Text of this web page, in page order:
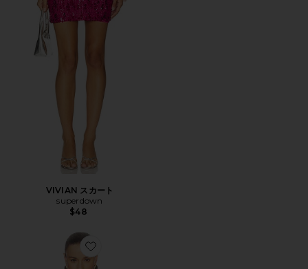
VIVIAN スカート
superdown
$48
Favorite ROMELIA トップ